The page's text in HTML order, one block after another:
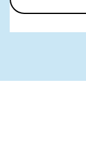
Chile
INRA
Spain